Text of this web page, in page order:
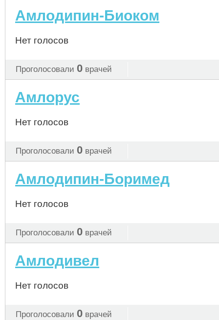
Амлодипин-Биоком
Нет голосов
Проголосовали 0 врачей
Амлорус
Нет голосов
Проголосовали 0 врачей
Амлодипин-Боримед
Нет голосов
Проголосовали 0 врачей
Амлодивел
Нет голосов
Проголосовали 0 врачей